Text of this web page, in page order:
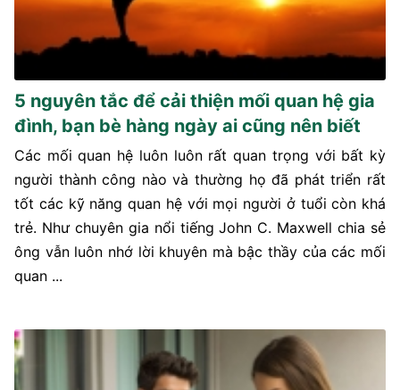
5 nguyên tắc để cải thiện mối quan hệ gia
đình, bạn bè hàng ngày ai cũng nên biết
Các mối quan hệ luôn luôn rất quan trọng với bất kỳ
người thành công nào và thường họ đã phát triển rất
tốt các kỹ năng quan hệ với mọi người ở tuổi còn khá
trẻ. Như chuyên gia nổi tiếng John C. Maxwell chia sẻ
ông vẫn luôn nhớ lời khuyên mà bậc thầy của các mối
quan ...